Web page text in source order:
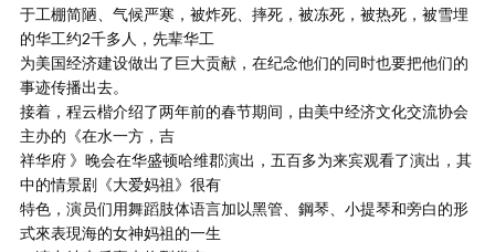
于工棚简陋、气候严寒，被炸死、摔死，被冻死，被热死，被雪埋
的华工约2千多人，先辈华工
为美国经济建设做出了巨大贡献，在纪念他们的同时也要把他们的
事迹传播出去。
接着，程云楷介绍了两年前的春节期间，由美中经济文化交流协会
主办的《在水一方，吉
祥华府 》晚会在华盛顿哈维郡演出，五百多为来宾观看了演出，其
中的情景剧《大爱妈祖》很有
特色，演员们用舞蹈肢体语言加以黑管、鋼琴、小提琴和旁白的形
式來表現海的女神妈祖的一生